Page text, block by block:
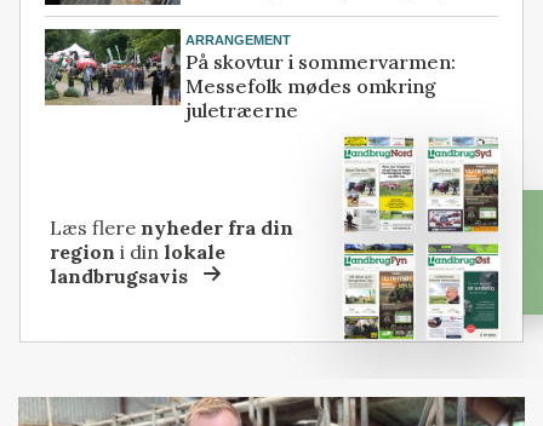
ARRANGEMENT
På skovtur i sommervarmen:
Messefolk mødes omkring
juletræerne
Læs flere nyheder fra din
region i dinlokale
landbrugsavis